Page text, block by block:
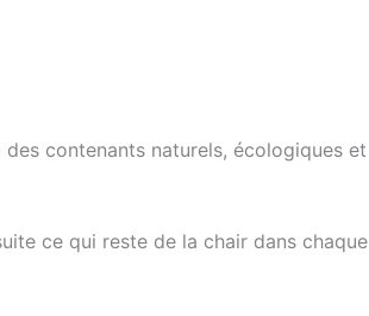
contenants naturels, écologiques et
ce qui reste de la chair dans chaque